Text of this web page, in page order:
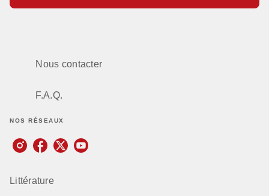
Nous contacter
F.A.Q.
NOS RÉSEAUX
Littérature